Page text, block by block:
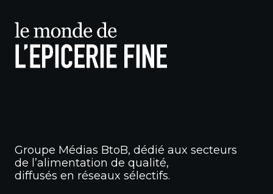
Groupe Médias BtoB, dédié aux secteurs
de l’alimentation de qualité,
diffusés en réseaux sélectifs.